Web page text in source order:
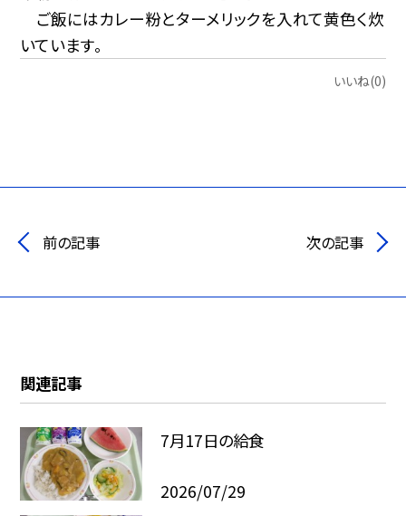
ご飯にはカレー粉とターメリックを入れて黄色く炊
いています。
いいね(0)
前の記事 次の記事
関連記事
7月17日の給食
2026/07/29